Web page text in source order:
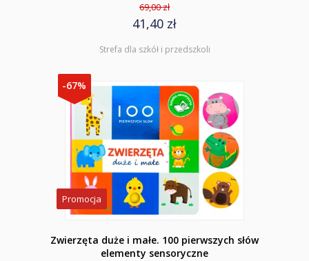
69,00 zł
41,40 zł
Strefa dla szkół i przedszkoli
-67%
Promocja
Zwierzęta duże i małe. 100 pierwszych słów
elementy sensoryczne